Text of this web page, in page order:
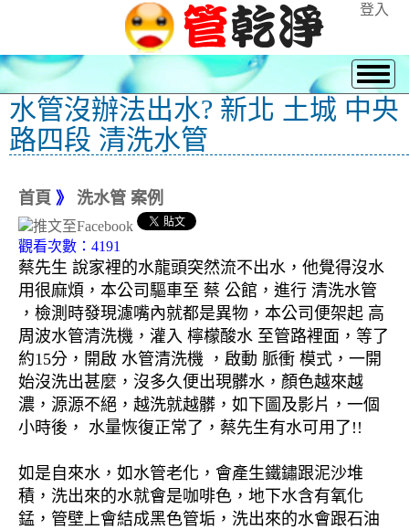
登入
水管沒辦法出水? 新北 土城 中央
路四段 清洗水管
首頁 》 洗水管 案例
觀看次數：4191
蔡先生 說家裡的水龍頭突然流不出水，他覺得沒水
用很麻煩，本公司驅車至 蔡 公館，進行 清洗水管
，檢測時發現濾嘴內就都是異物，本公司便架起 高
周波水管清洗機，灌入 檸檬酸水 至管路裡面，等了
約15分，開啟 水管清洗機 ，啟動 脈衝 模式，一開
始沒洗出甚麼，沒多久便出現髒水，顏色越來越
濃，源源不絕，越洗就越髒，如下圖及影片，一個
小時後， 水量恢復正常了，蔡先生有水可用了!!
如是自來水，如水管老化，會產生鐵鏽跟泥沙堆
積，洗出來的水就會是咖啡色，地下水含有氧化
錳，管壁上會結成黑色管垢，洗出來的水會跟石油